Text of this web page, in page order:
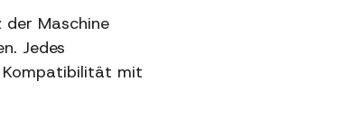
Maschine
Jedes
Kompatibilität mit